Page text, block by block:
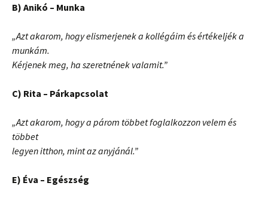
B) Anikó – Munka
„Azt akarom, hogy elismerjenek a kollégáim és értékeljék a
munkám.
Kérjenek meg, ha szeretnének valamit.”
C) Rita – Párkapcsolat
„Azt akarom, hogy a párom többet foglalkozzon velem és
többet
legyen itthon, mint az anyjánál.”
E) Éva – Egészség